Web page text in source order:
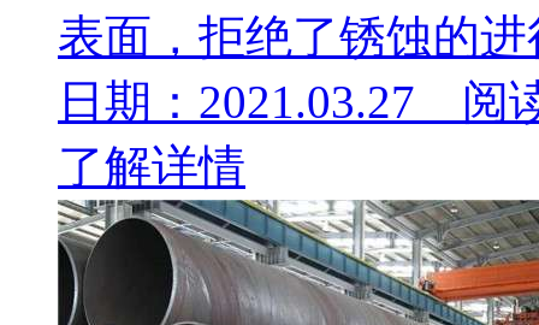
表面，拒绝了锈蚀的进
日期：2021.03.27 阅
了解详情